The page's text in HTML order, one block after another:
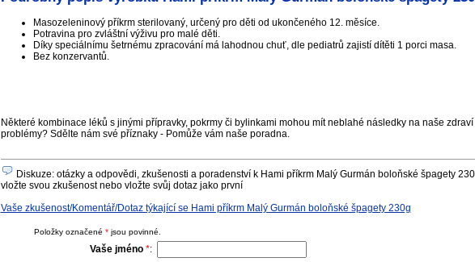
Masozeleninový příkrm sterilovaný, určený pro děti od ukončeného 12. měsíce.
Potravina pro zvláštní výživu pro malé děti.
Díky speciálnímu šetrnému zpracování má lahodnou chuť, dle pediatrů zajistí dítěti 1 porci masa.
Bez konzervantů.
Některé kombinace léků s jinými přípravky, pokrmy či bylinkami mohou mít neblahé následky na naše
problémy? Sdělte nám své příznaky - Pomůže vám naše poradna.
Diskuze: otázky a odpovědi, zkušenosti a poradenství k Hami příkrm Malý Gurmán boloňské špagety
vložte svou zkušenost nebo vložte svůj dotaz jako první
Vaše zkušenost/Komentář/Dotaz týkající se Hami příkrm Malý Gurmán boloňské špagety 230g
Položky označené *jsou povinné.
Vaše jméno *: